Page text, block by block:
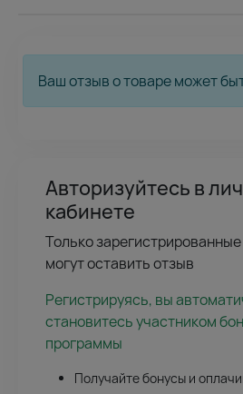
Ваш отзыв о товаре может
Авторизуйтесь в
кабинете
Только
могут оставить отзыв
Регистрируясь, вы
становитесь участником
программы
Получайте бонусы и